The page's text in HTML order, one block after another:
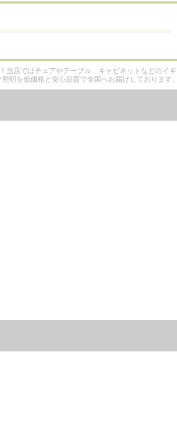
当店ではチェアやテーブル、キャビネットなどのイギ
明を低価格と安心品質で全国へお届けしております。